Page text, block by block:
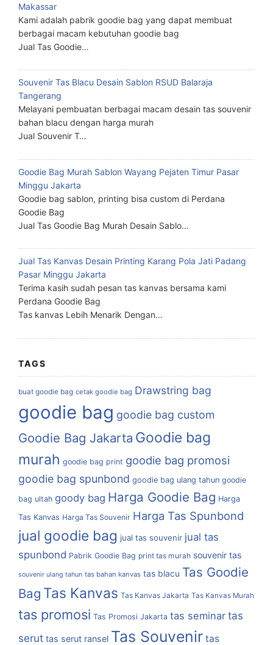
Makassar
Kami adalah pabrik goodie bag yang dapat membuat
berbagai macam kebutuhan goodie bag
Jual Tas Goodie…
Souvenir Tas Blacu Desain Sablon RSUD Balaraja
Tangerang
Melayani pembuatan berbagai macam desain tas souvenir
bahan blacu dengan harga murah
Jual Souvenir T…
Goodie Bag Murah Sablon Wayang Pejaten Timur Pasar
Minggu Jakarta
Goodie bag sablon, printing bisa custom di Perdana
Goodie Bag
Jual Tas Goodie Bag Murah Desain Sablo…
Jual Tas Kanvas Desain Printing Karang Pola Jati Padang
Pasar Minggu Jakarta
Terima kasih sudah pesan tas kanvas bersama kami
Perdana Goodie Bag
Tas kanvas Lebih Menarik Dengan…
TAGS
buat goodie bag cetak goodie bag Drawstring bag
goodie bag goodie bag custom
Goodie Bag Jakarta Goodie bag
murah goodie bag print goodie bag promosi
goodie bag spunbond goodie bag ulang tahun goodie
bag ultah goody bag Harga Goodie Bag Harga
Tas Kanvas Harga Tas Souvenir Harga Tas Spunbond
jual goodie bag jual tas souvenir jual tas
spunbond Pabrik Goodie Bag print tas murah souvenir tas
souvenir ulang tahun tas bahan kanvas tas blacu Tas Goodie
Bag Tas Kanvas Tas Kanvas Jakarta Tas Kanvas Murah
tas promosi Tas Promosi Jakarta tas seminar tas
serut tas serut ransel Tas Souvenir tas